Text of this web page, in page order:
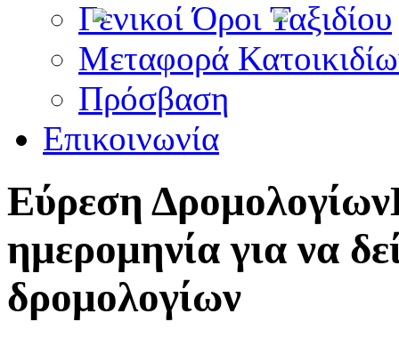
Γενικοί Όροι Ταξιδίου
Μεταφορά
Πρόσβαση
Επικοινωνία
Εύρεση Δρομολογίων
ημερομηνία για να
δρομολογίων